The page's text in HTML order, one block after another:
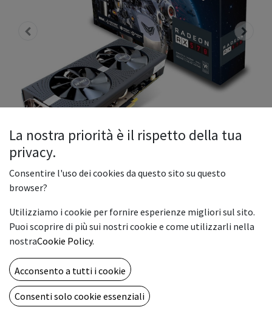
Scheda Video Nitro RX580 8GB
GDDR5\256-BIT
199.00€
Add to wishlist
La nostra priorità è il rispetto della tua
privacy.
Consentire l'uso dei cookies da questo sito su questo
browser?
Utilizziamo i cookie per fornire esperienze migliori sul sito.
Puoi scoprire di più sui nostri cookie e come utilizzarli nella
nostraCookie Policy.
Acconsento a tutti i cookie
Consenti solo cookie essenziali